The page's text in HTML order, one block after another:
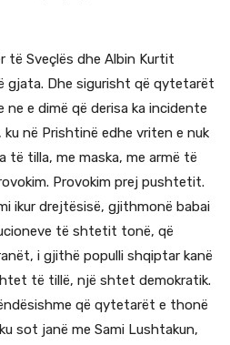
të Sveçlës dhe Albin Kurtit
gjata. Dhe sigurisht që qytetarët
ne e dimë që derisa ka incidente
ku në Prishtinë edhe vriten e nuk
të tilla, me maska, me armë të
Provokim prej pushtetit.
ikur drejtësisë, gjithmonë babai
të shtetit tonë, që
i gjithë populli shqiptar kanë
të tillë, një shtet demokratik.
që qytetarët e thonë
sot janë me Sami Lushtakun,